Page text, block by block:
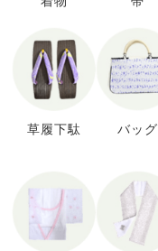
草履下駄 バッグ